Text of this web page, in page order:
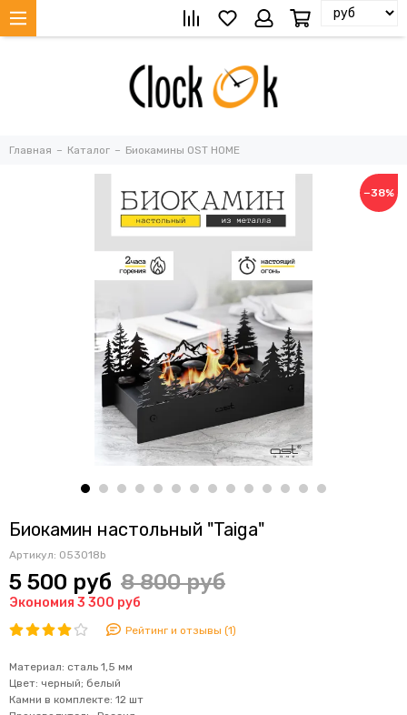
Главная Каталог Биокамины OST HOME
−38%
Биокамин настольный "Taiga"
Артикул: 053018b
5 500 руб 8 800 руб
Экономия 3 300 руб
Рейтинг и отзывы (1)
Материал: сталь 1,5 мм
Цвет: черный; белый
Камни в комплекте: 12 шт